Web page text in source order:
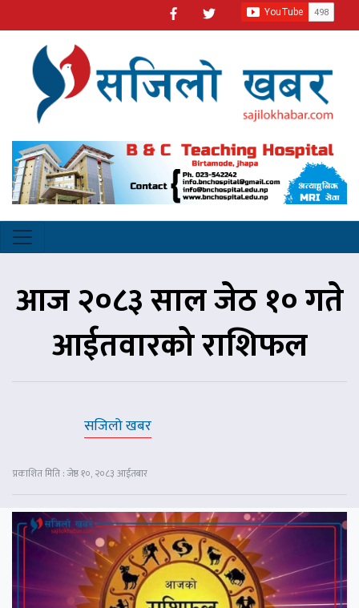
आज २०८३ साल जेठ १० गते
आईतवारको राशिफल
सजिलो खबर
प्रकाशित मिति : जेष्ठ १०, २०८३ आईतबार